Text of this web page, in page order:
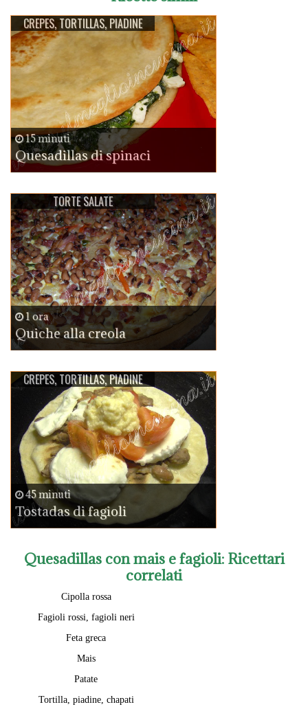
CREPES, TORTILLAS, PIADINE
15 minuti
Quesadillas di spinaci
TORTE SALATE
1 ora
Quiche alla creola
CREPES, TORTILLAS, PIADINE
45 minuti
Tostadas di fagioli
Quesadillas con mais e fagioli: Ricettari
correlati
Cipolla rossa
Fagioli rossi, fagioli neri
Feta greca
Mais
Patate
Tortilla, piadine, chapati